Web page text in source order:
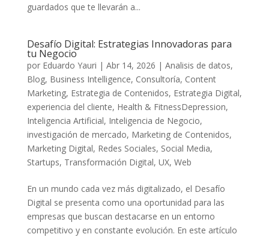
guardados que te llevarán ⁣a...
Desafío Digital: Estrategias Innovadoras para
tu Negocio
por Eduardo Yauri | Abr 14, 2026 | Analisis de datos,
Blog, Business Intelligence, Consultoría, Content
Marketing, Estrategia de Contenidos, Estrategia Digital,
experiencia del cliente, Health & FitnessDepression,
Inteligencia Artificial, Inteligencia de Negocio,
investigación de mercado, Marketing de Contenidos,
Marketing Digital, Redes Sociales, Social Media,
Startups, Transformación Digital, UX, Web
En un mundo cada vez⁤ más digitalizado, el Desafío‍
Digital se presenta‍ como una oportunidad para⁤ las
empresas que buscan destacarse en un entorno
competitivo y en constante​ evolución. En este artículo